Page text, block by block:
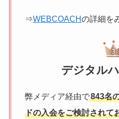
⇒WEBCOACHの詳細を
デジタル
弊メディア経由で843名
ドの入会をご検討されて